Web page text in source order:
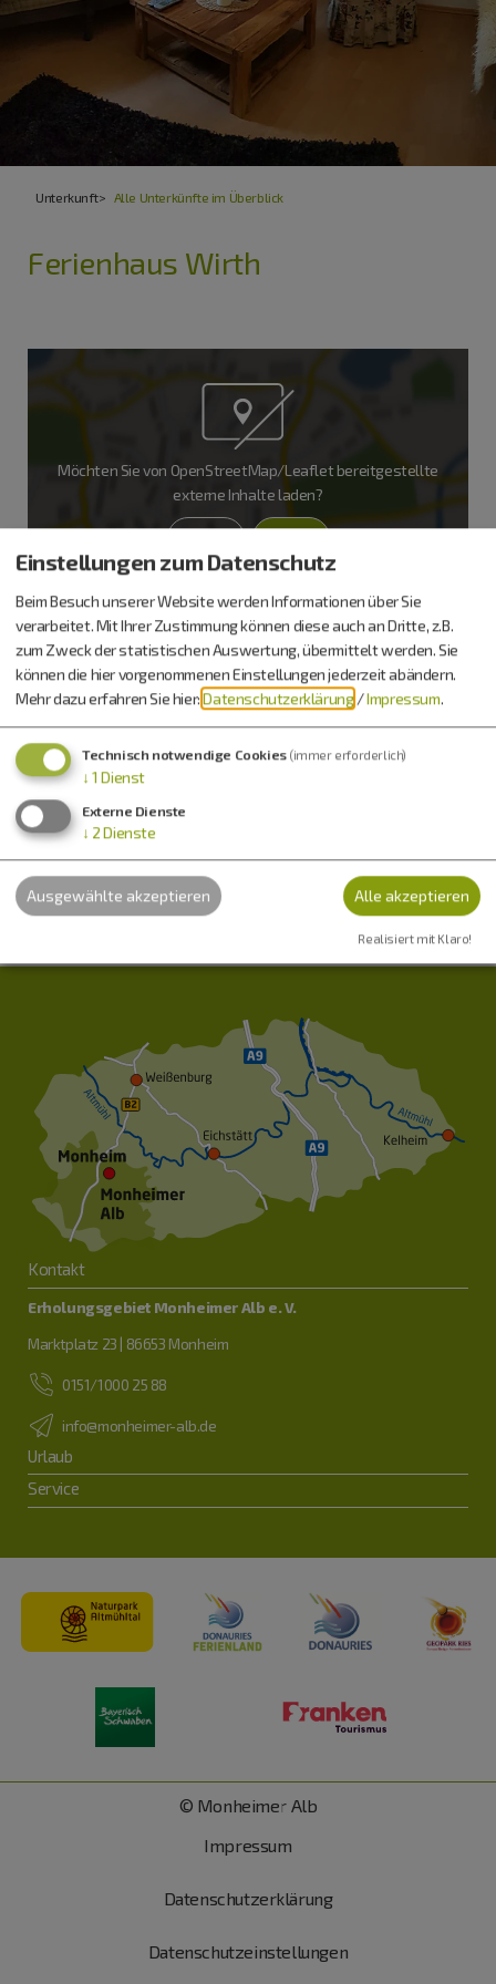
Unterkunft Alle Unterkünfte im Überblick
Ferienhaus Wirth
Möchten Sie von OpenStreetMap/Leafletbereitgestellte
externe Inhalte laden?
Ferienhaus Wirth
Frau Julia Wirth
Flotzheim
Hauptstraße 51
0177 7509077
Kontakt
Erholungsgebiet Monheimer Alb e. V.
Marktplatz 23 | 86653 Monheim
0151/1000 25 88
info@monheimer-alb.de
Urlaub
Service
© Monheimer Alb
Impressum
Datenschutzerklärung
Datenschutzeinstellungen
Einstellungen zum Datenschutz
Beim Besuch unserer Website werden Informationen über Sie
verarbeitet. Mit Ihrer Zustimmung können diese auch an Dritte, z.B.
zum Zweck der statistischen Auswertung, übermittelt werden. Sie
können die hier vorgenommenen Einstellungen jederzeit abändern.
Mehr dazu erfahren Sie hier:Datenschutzerklärung /Impressum.
Technisch notwendige Cookies (immer erforderlich)
↓ 1 Dienst
Externe Dienste
↓ 2 Dienste
Ausgewählte akzeptieren Alle akzeptieren
Realisiert mit Klaro!